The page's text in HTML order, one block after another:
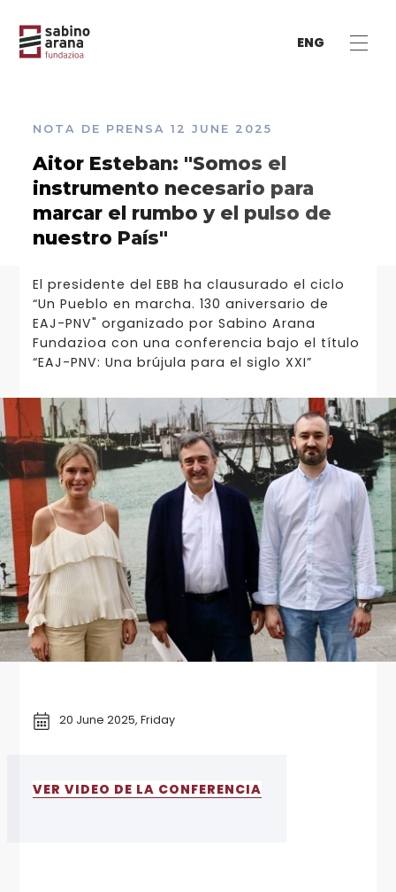
ENG
NOTA DE PRENSA 12 JUNE 2025
Aitor Esteban: "Somos el
instrumento necesario para
marcar el rumbo y el pulso de
nuestro País"
El presidente del EBB ha clausurado el ciclo
“Un Pueblo en marcha. 130 aniversario de
EAJ-PNV" organizado por Sabino Arana
Fundazioa con una conferencia bajo el título
“EAJ-PNV: Una brújula para el siglo XXI”
20 June 2025, Friday
VER VIDEO DE LA CONFERENCIA